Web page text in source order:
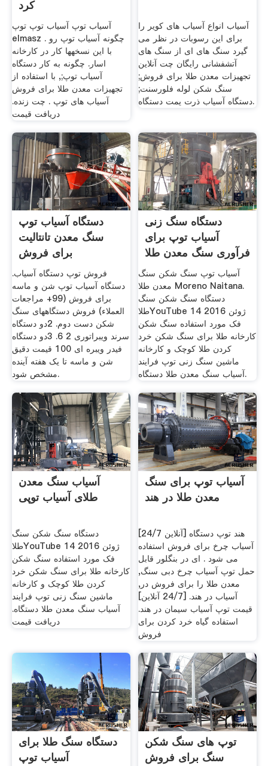
کرد
آسیاب توپ آسیاب توپ توپ
elmasz . چگونه آسیاب توپ رو
با این نسخهها کار در کارخانه
اسار. چگونه به کار دستگاه
آسیاب توپ;, با استفاده از
تجهیزات معدن طلا برای فروش
آسیاب های توپ . چت زنده.
دریافت قیمت
آسیاب انواع آسیاب های کویر را
برای این رسوبات در نظر می
گیرد سنگ های ای از سنگ های
آتشفشانی رایگان چت آنلاین
تجهیزات معدن طلا برای فروش;
سنگ شکن لوله فلورسنت;
دستگاه آسیاب ذرت یمت دستگاه.
دستگاه آسیاب توپ
سنگ معدن تانتالیت
برای فروش
فروش توپ دستگاه آسیاب.
دستگاه آسیاب توپ شن و ماسه
برای فروش (99+ مراجعات
العملاء) فروش دستگاههای سنگ
شکن دست دوم. 2دو دستگاه
سرند ویبراتوری 2 6. 3دو دستگاه
فیدر ویبره ای 100 قیمت دقیق
شن و ماسه تا یک هفته آینده
مشخص شود.
دستگاه سنگ زنی
آسیاب توپ برای
فرآوری سنگ معدن طلا
آسیاب توپ سنگ شکن سنگ
معدن طلا Moreno Naitana.
دستگاه سنگ شکن سنگ
طلاYouTube 14 ژوئن 2016
فک مورد استفاده سنگ شکن
کارخانه طلا برای سنگ شکن خرد
کردن طلا کوچک و کارخانه
ماشین سنگ زنی توپ فرایند
آسیاب سنگ معدن طلا دستگاه.
آسیاب سنگ معدن
طلای آسیاب توپی
دستگاه سنگ شکن سنگ
طلاYouTube 14 ژوئن 2016
فک مورد استفاده سنگ شکن
کارخانه طلا برای سنگ شکن خرد
کردن طلا کوچک و کارخانه
ماشین سنگ زنی توپ فرایند
آسیاب سنگ معدن طلا دستگاه.
دریافت قیمت
آسیاب توپ برای سنگ
معدن طلا در هند
[24/7 آنلاین] هند توپ دستگاه
آسیاب چرخ برای فروش استفاده
می شود . ای در بنگلور قابل
حمل توپ آسیاب چرخ دبی سنگ,
معدن طلا را برای فروش در,
آسیاب در هند. [24/7 آنلاین]
قیمت توپ آسیاب سیمان در هند.
استفاده گیاه خرد کردن برای
فروش
دستگاه سنگ طلا برای
آسیاب توپ
توپ های سنگ شکن
سنگ برای فروش